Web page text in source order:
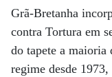
Grã-Bretanha
contra Tortura em
do tapete a maioria
regime desde